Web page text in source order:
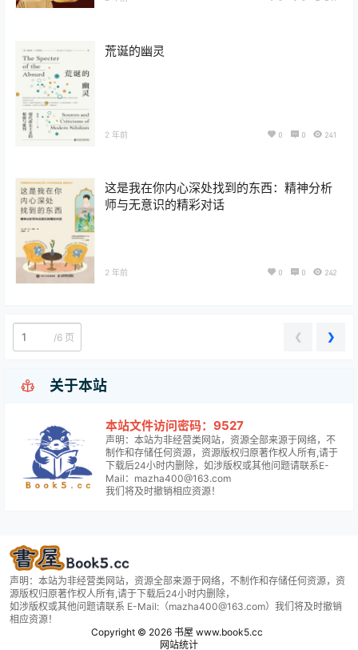
荒诞的幽灵
2 年前 0 0 241
这是我在你内心深处找到的东西：精神分析
师与无意识的精彩对话
2 年前 0 0 242
/6 页 ❮ ❯
 关于本站
本站文件访问密码：9527
声明：本站为非经营类网站，资源全部来源于网络，不
制作和存储任何资源，资源版权归原著作权人所有,请于
下载后24小时内删除，如涉版权或其他问题请联系E-
Mail：mazha400@163.com
我们将及时撤销相应资源！
声明：本站为非经营类网站，资源全部来源于网络，不制作和存储任何资源，资
源版权归原著作权人所有,请于下载后24小时内删除，
如涉版权或其他问题请联系 E-Mail:（mazha400@163.com）我们将及时撤销
相应资源！
Copyright © 2026书屋 www.book5.cc
网站统计